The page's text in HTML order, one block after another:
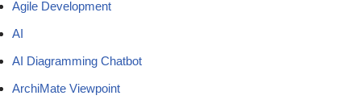
Agile Development
AI
AI Diagramming Chatbot
ArchiMate Viewpoint